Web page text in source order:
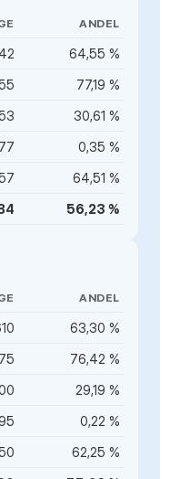
ANDEL
64,55 %
77,19 %
30,61 %
0,35 %
64,51 %
56,23 %
ANDEL
63,30 %
76,42 %
29,19 %
0,22 %
62,25 %